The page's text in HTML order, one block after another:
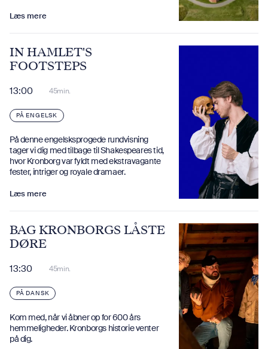
Læs mere
IN HAMLET'S
FOOTSTEPS
PÅ ENGELSK
13:00 45min.
På denne engelsksprogede rundvisning
tager vi dig med tilbage til Shakespeares tid,
hvor Kronborg var fyldt med ekstravagante
fester, intriger og royale dramaer.
Læs mere
BAG KRONBORGS LÅSTE
DØRE
PÅ DANSK
13:30 45min.
Kom med, når vi åbner op for 600 års
hemmeligheder. Kronborgs historie venter
på dig.